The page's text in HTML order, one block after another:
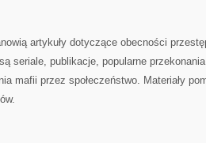
artykuły dotyczące obecności
seriale, publikacje, popularne
mafii przez społeczeństwo. Materiały